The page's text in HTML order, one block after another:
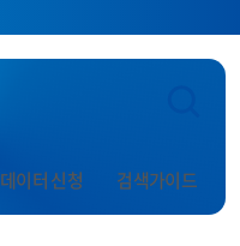
데이터 신청 검색가이드